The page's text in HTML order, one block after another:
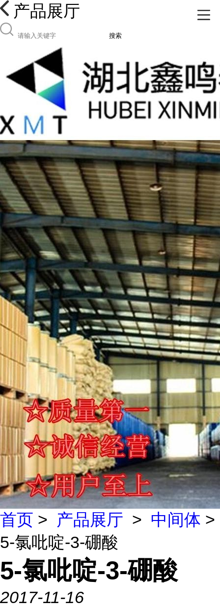
产品展厅
搜索
首页 > 产品展厅 > 中间体 >
5-氯吡啶-3-硼酸
5-氯吡啶-3-硼酸
2017-11-16